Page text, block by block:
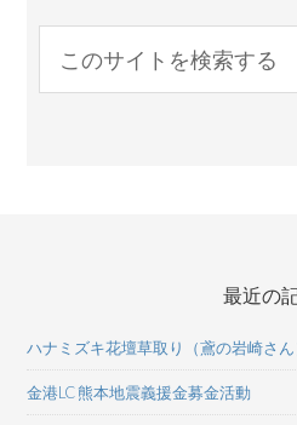
最近の
ハナミズキ花壇草取り（鳶の岩崎さん
金港LC 熊本地震義援金募金活動